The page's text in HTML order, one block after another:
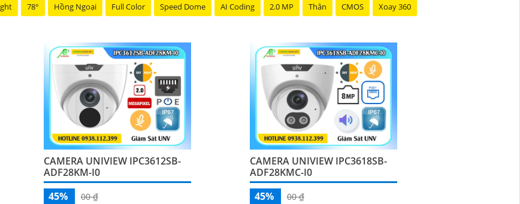
78° Hồng Ngoại Full Color Speed Dome AI Coding 2.0 MP Thân CMOS Xoay 360
CAMERA UNIVIEW IPC3612SB-
ADF28KM-I0
45%
00 ₫
CAMERA UNIVIEW IPC3618SB-
ADF28KMC-I0
45%
00 ₫